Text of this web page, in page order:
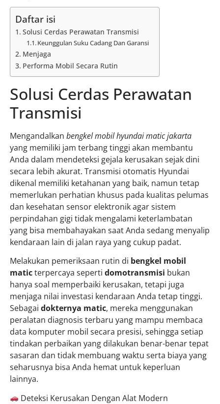
Daftar isi
Solusi Cerdas Perawatan Transmisi
Keunggulan Suku Cadang Dan Garansi
Menjaga
Performa Mobil Secara Rutin
Solusi Cerdas Perawatan
Transmisi
Mengandalkan bengkel mobil hyundai matic jakarta
yang memiliki jam terbang tinggi akan membantu
Anda dalam mendeteksi gejala kerusakan sejak dini
secara lebih akurat. Transmisi otomatis Hyundai
dikenal memiliki ketahanan yang baik, namun tetap
memerlukan perhatian khusus pada kualitas pelumas
dan kesehatan sensor elektronik agar sistem
perpindahan gigi tidak mengalami keterlambatan
yang bisa membahayakan saat Anda sedang menyalip
kendaraan lain di jalan raya yang cukup padat.
Melakukan pemeriksaan rutin di bengkel mobil
maticterpercaya seperti domotransmisi bukan
hanya soal memperbaiki kerusakan, tetapi juga
menjaga nilai investasi kendaraan Anda tetap tinggi.
Sebagai dokternya matic, mereka menggunakan
peralatan diagnosis terbaru yang mampu membaca
data komputer mobil secara presisi, sehingga setiap
tindakan perbaikan yang dilakukan benar-benar tepat
sasaran dan tidak membuang waktu serta biaya yang
seharusnya bisa Anda hemat untuk keperluan
lainnya.
Deteksi Kerusakan Dengan Alat Modern